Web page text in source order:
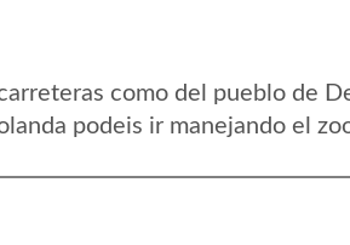
como del pueblo de
podeis ir manejando el